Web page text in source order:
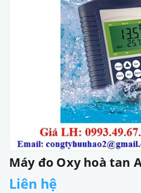
Máy đo Oxy hoà tan
Liên hệ